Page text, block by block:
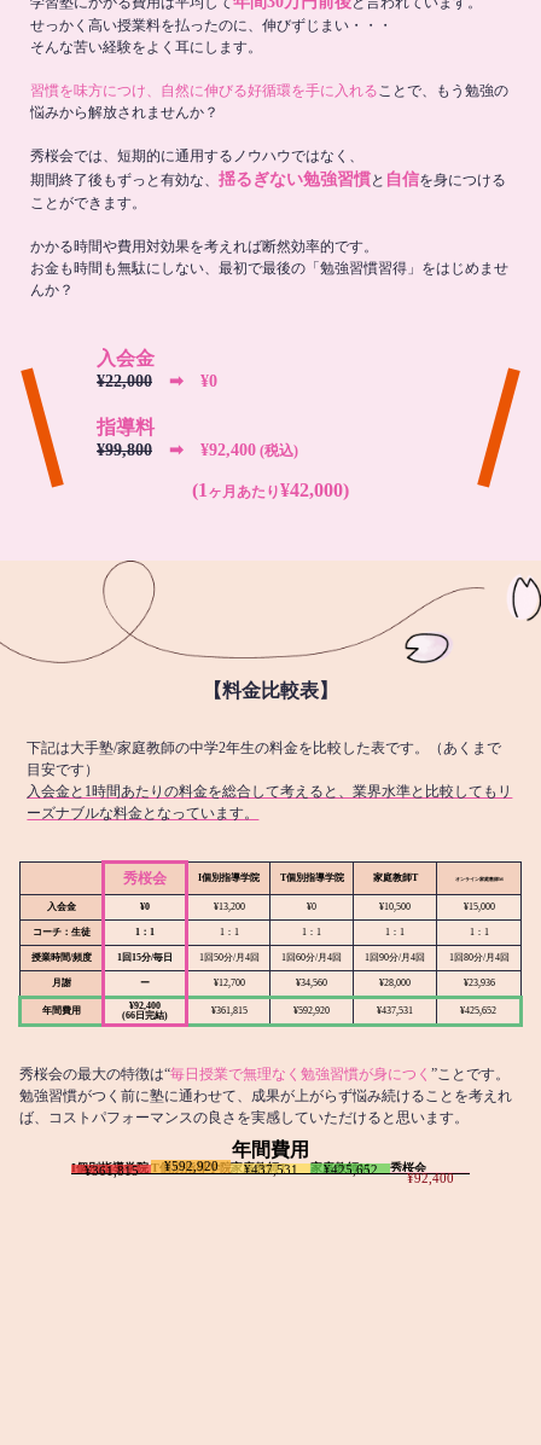
せっかく高い授業料を払ったのに、伸びずじまい・・・
そんな苦い経験をよく耳にします。
習慣を味方につけ、自然に伸びる好循環を手に入れることで、もう勉強の
悩みから解放されませんか？
秀桜会では、短期的に通用するノウハウではなく、
期間終了後もずっと有効な、 揺るぎない勉強習慣と 自信を身につける
ことができます。
かかる時間や費用対効果を考えれば断然効率的です。
お金も時間も無駄にしない、最初で最後の「勉強習慣習得」をはじめませ
んか？
入会金
¥22,000 ➡︎ ¥0
指導料
¥99,800 ➡︎ ¥92,400 (税込)
(1 ヶ月あたり¥42,000)
【料金比較表】
下記は大手塾/家庭教師の中学2年生の料金を比較した表です。（あくまで
目安です）
入会金と1時間あたりの料金を総合して考えると、業界水準と比較してもリ
ーズナブルな料金となっています。
秀桜会 I個別指導学院 T個別指導学院 家庭教師T オンライン家庭教師M
入会金 ¥0 ¥13,200 ¥0 ¥10,500 ¥15,000
コーチ：生徒 1：1 1：1 1：1 1：1 1：1
授業時間/頻度 1回15分/毎日 1回50分/月4回 1回60分/月4回 1回90分/月4回 1回80分/月4回
月謝 ー ¥12,700 ¥34,560 ¥28,000 ¥23,936
年間費用
¥92,400
(66日完結)
¥361,815 ¥592,920 ¥437,531 ¥425,652
秀桜会の最大の特徴は“毎日授業で無理なく勉強習慣が身につく ”ことです。
勉強習慣がつく前に塾に通わせて、成果が上がらず悩み続けることを考えれ
ば、コストパフォーマンスの良さを実感していただけると思います。
年間費用
I個別指導学院
¥361,815 T個別指導学院
¥592,920 家庭教師T
¥437,531 家庭教師M
¥425,652 秀桜会
¥92,400